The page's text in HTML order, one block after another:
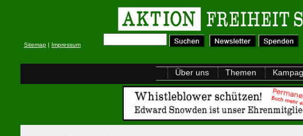
Sitemap | Impressum
Über uns Themen